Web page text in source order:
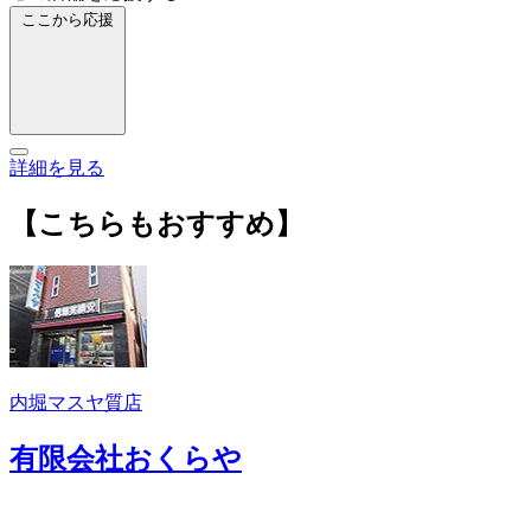
ここから応援
詳細を見る
【こちらもおすすめ】
内堀マスヤ質店
有限会社おくらや